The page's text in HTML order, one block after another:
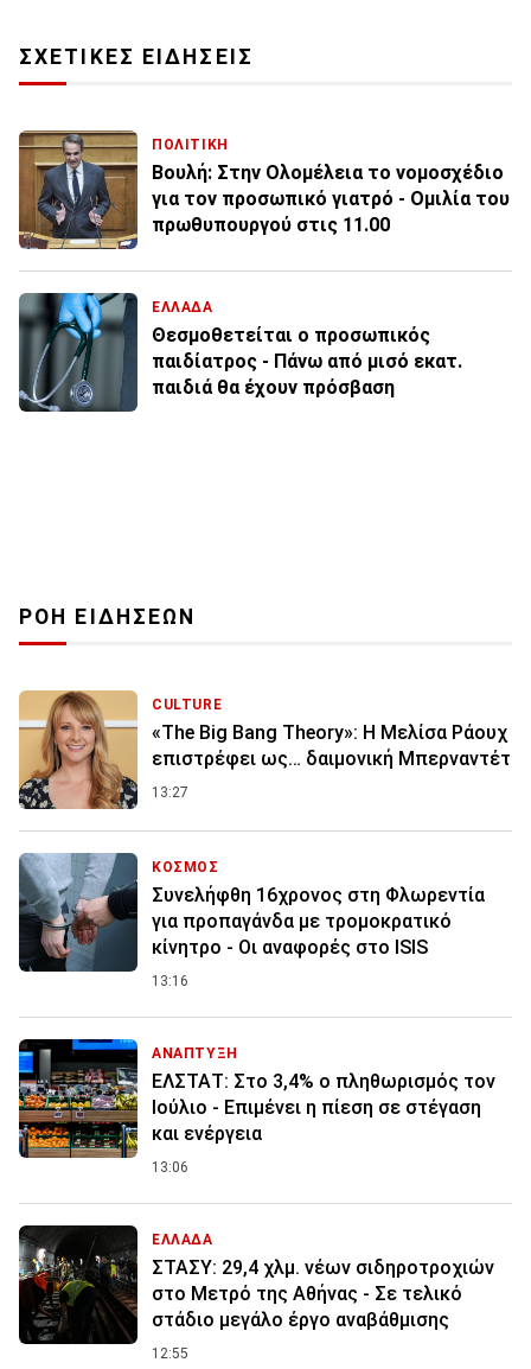
ΣΧΕΤΙΚΕΣ ΕΙΔΗΣΕΙΣ
ΠΟΛΙΤΙΚΗ
Βουλή: Στην Ολομέλεια το νομοσχέδιο
για τον προσωπικό γιατρό - Ομιλία του
πρωθυπουργού στις 11.00
ΕΛΛΑΔΑ
Θεσμοθετείται ο προσωπικός
παιδίατρος - Πάνω από μισό εκατ.
παιδιά θα έχουν πρόσβαση
ΡΟΗ ΕΙΔΗΣΕΩΝ
CULTURE
«The Big Bang Theory»: Η Μελίσα Ράουχ
επιστρέφει ως… δαιμονική Μπερναντέτ
13:27
ΚΟΣΜΟΣ
Συνελήφθη 16χρονος στη Φλωρεντία
για προπαγάνδα με τρομοκρατικό
κίνητρο - Οι αναφορές στο ISIS
13:16
ΑΝΑΠΤΥΞΗ
ΕΛΣΤΑΤ: Στο 3,4% ο πληθωρισμός τον
Ιούλιο - Επιμένει η πίεση σε στέγαση
και ενέργεια
13:06
ΕΛΛΑΔΑ
ΣΤΑΣΥ: 29,4 χλμ. νέων σιδηροτροχιών
στο Μετρό της Αθήνας - Σε τελικό
στάδιο μεγάλο έργο αναβάθμισης
12:55